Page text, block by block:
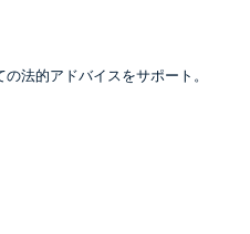
法的アドバイスをサポート。